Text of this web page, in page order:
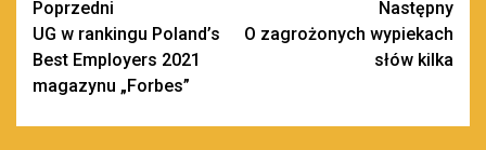
Zobacz
wpisy
Poprzedni
UG w rankingu Poland’s
Best Employers 2021
magazynu „Forbes”
Następny
O zagrożonych wypiekach
słów kilka